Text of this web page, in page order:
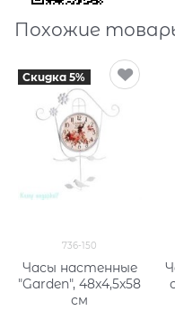
Похожие
Скидка 5%
736-150
Часы настенные
"Garden", 48x4,5x58
см